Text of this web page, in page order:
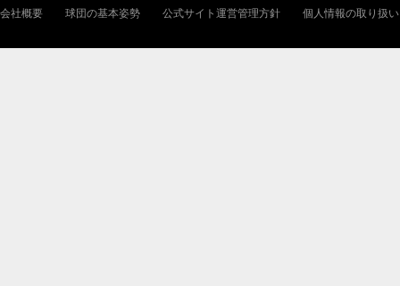
会社概要 球団の基本姿勢 公式サイト運営管理方針 個人情報の取り扱い